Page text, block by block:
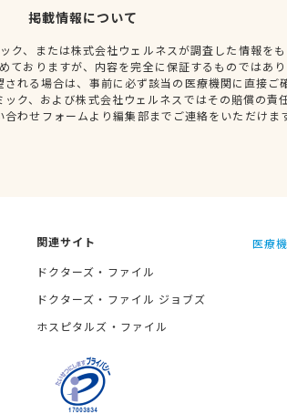
掲載情報について
ク、または株式会社ウェルネスが調査した情報を
ておりますが、内容を完全に保証するものではあ
れる場合は、事前に必ず該当の医療機関に直接ご
ク、および株式会社ウェルネスではその賠償の責
わせフォームより編集部までご連絡をいただけま
関連サイト
ドクターズ・ファイル
ドクターズ・ファイル ジョブズ
ホスピタルズ・ファイル
医療